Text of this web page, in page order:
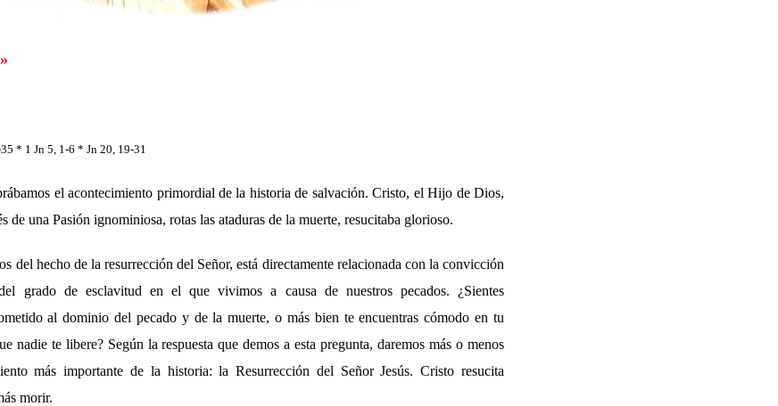
* 1 Jn 5, 1-6 * Jn 20, 19-31
el acontecimiento primordial de la historia de salvación. Cristo, el Hijo de Dios,
de una Pasión ignominiosa, rotas las ataduras de la muerte, resucitaba glorioso.
del hecho de la resurrección del Señor, está directamente relacionada con la convicción
grado de esclavitud en el que vivimos a causa de nuestros pecados. ¿Sientes
al dominio del pecado y de la muerte, o más bien te encuentras cómodo en tu
nadie te libere? Según la respuesta que demos a esta pregunta, daremos más o menos
más importante de la historia: la Resurrección del Señor Jesús. Cristo resucita
morir.